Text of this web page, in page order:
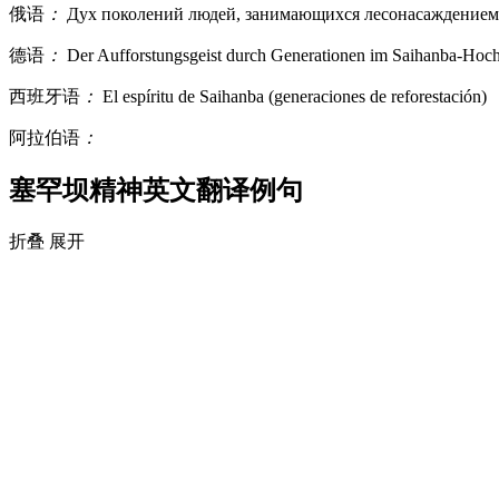
俄语 ： Дух поколений людей, занимающихся лесонасаждением
德语 ： Der Aufforstungsgeist durch Generationen im Saihanba-
西班牙语 ： El espíritu de Saihanba (generaciones de reforestación)
阿拉伯语 ：
塞罕坝精神英文翻译例句
折叠 展开